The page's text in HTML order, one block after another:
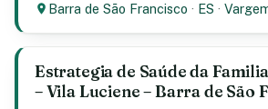
Barra de São Francisco · ES ·
Estrategia de Saúde da
– Vila Luciene – Barra de São